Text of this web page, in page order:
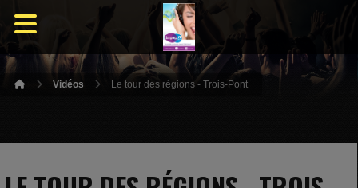
Vidéos Le tour des régions - Trois-Pont